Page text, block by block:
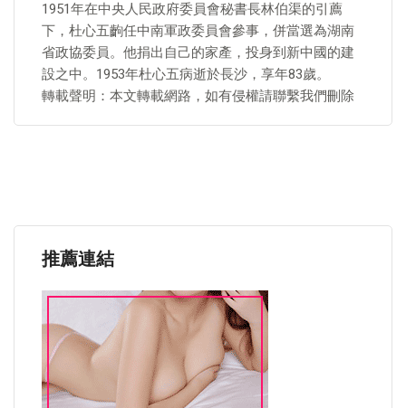
1951年在中央人民政府委員會秘書長林伯渠的引薦
下，杜心五齣任中南軍政委員會參事，併當選為湖南
省政協委員。他捐出自己的家產，投身到新中國的建
設之中。1953年杜心五病逝於長沙，享年83歲。
轉載聲明：本文轉載網路，如有侵權請聯繫我們刪除
推薦連結